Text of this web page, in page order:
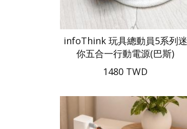
infoThink 玩具總動員5系列迷
你五合一行動電源(巴斯)
1480 TWD